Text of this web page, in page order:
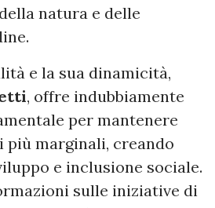
natura e delle
e la sua dinamicità,
, offre indubbiamente
per mantenere
più marginali, creando
e inclusione sociale.
sulle iniziative di